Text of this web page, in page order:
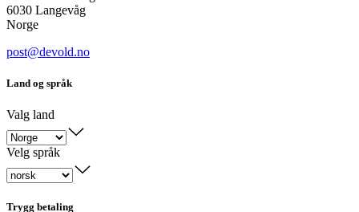
6030 Langevåg
Norge
post@devold.no
Land og språk
Valg land
Velg språk
Trygg betaling